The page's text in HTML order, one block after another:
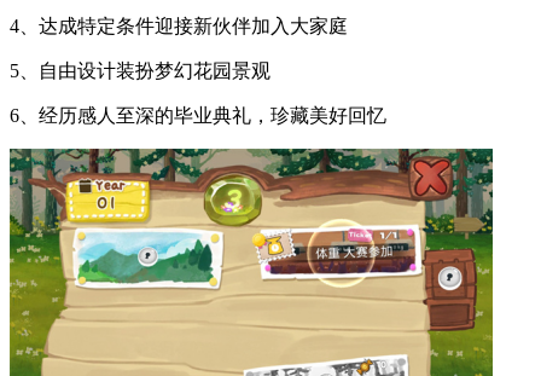
4、达成特定条件迎接新伙伴加入大家庭
5、自由设计装扮梦幻花园景观
6、经历感人至深的毕业典礼，珍藏美好回忆